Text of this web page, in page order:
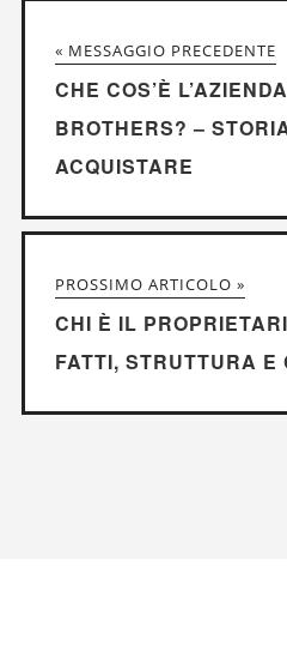
« MESSAGGIO PRECEDENTE
CHE COS’È
BROTHERS? –
ACQUISTARE
PROSSIMO ARTICOLO »
CHI È IL
FATTI, STRUTTURA E